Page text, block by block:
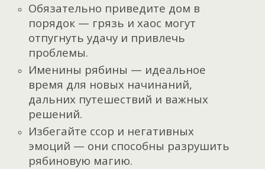
Обязательно приведите дом в
порядок — грязь и хаос могут
отпугнуть удачу и привлечь
проблемы.
Именины рябины — идеальное
время для новых начинаний,
дальних путешествий и важных
решений.
Избегайте ссор и негативных
эмоций — они способны разрушить
рябиновую магию.